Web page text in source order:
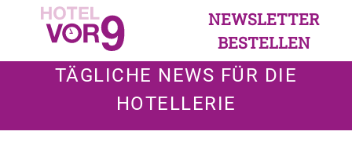
NEWSLETTER
BESTELLEN
TÄGLICHE NEWS FÜR DIE
HOTELLERIE